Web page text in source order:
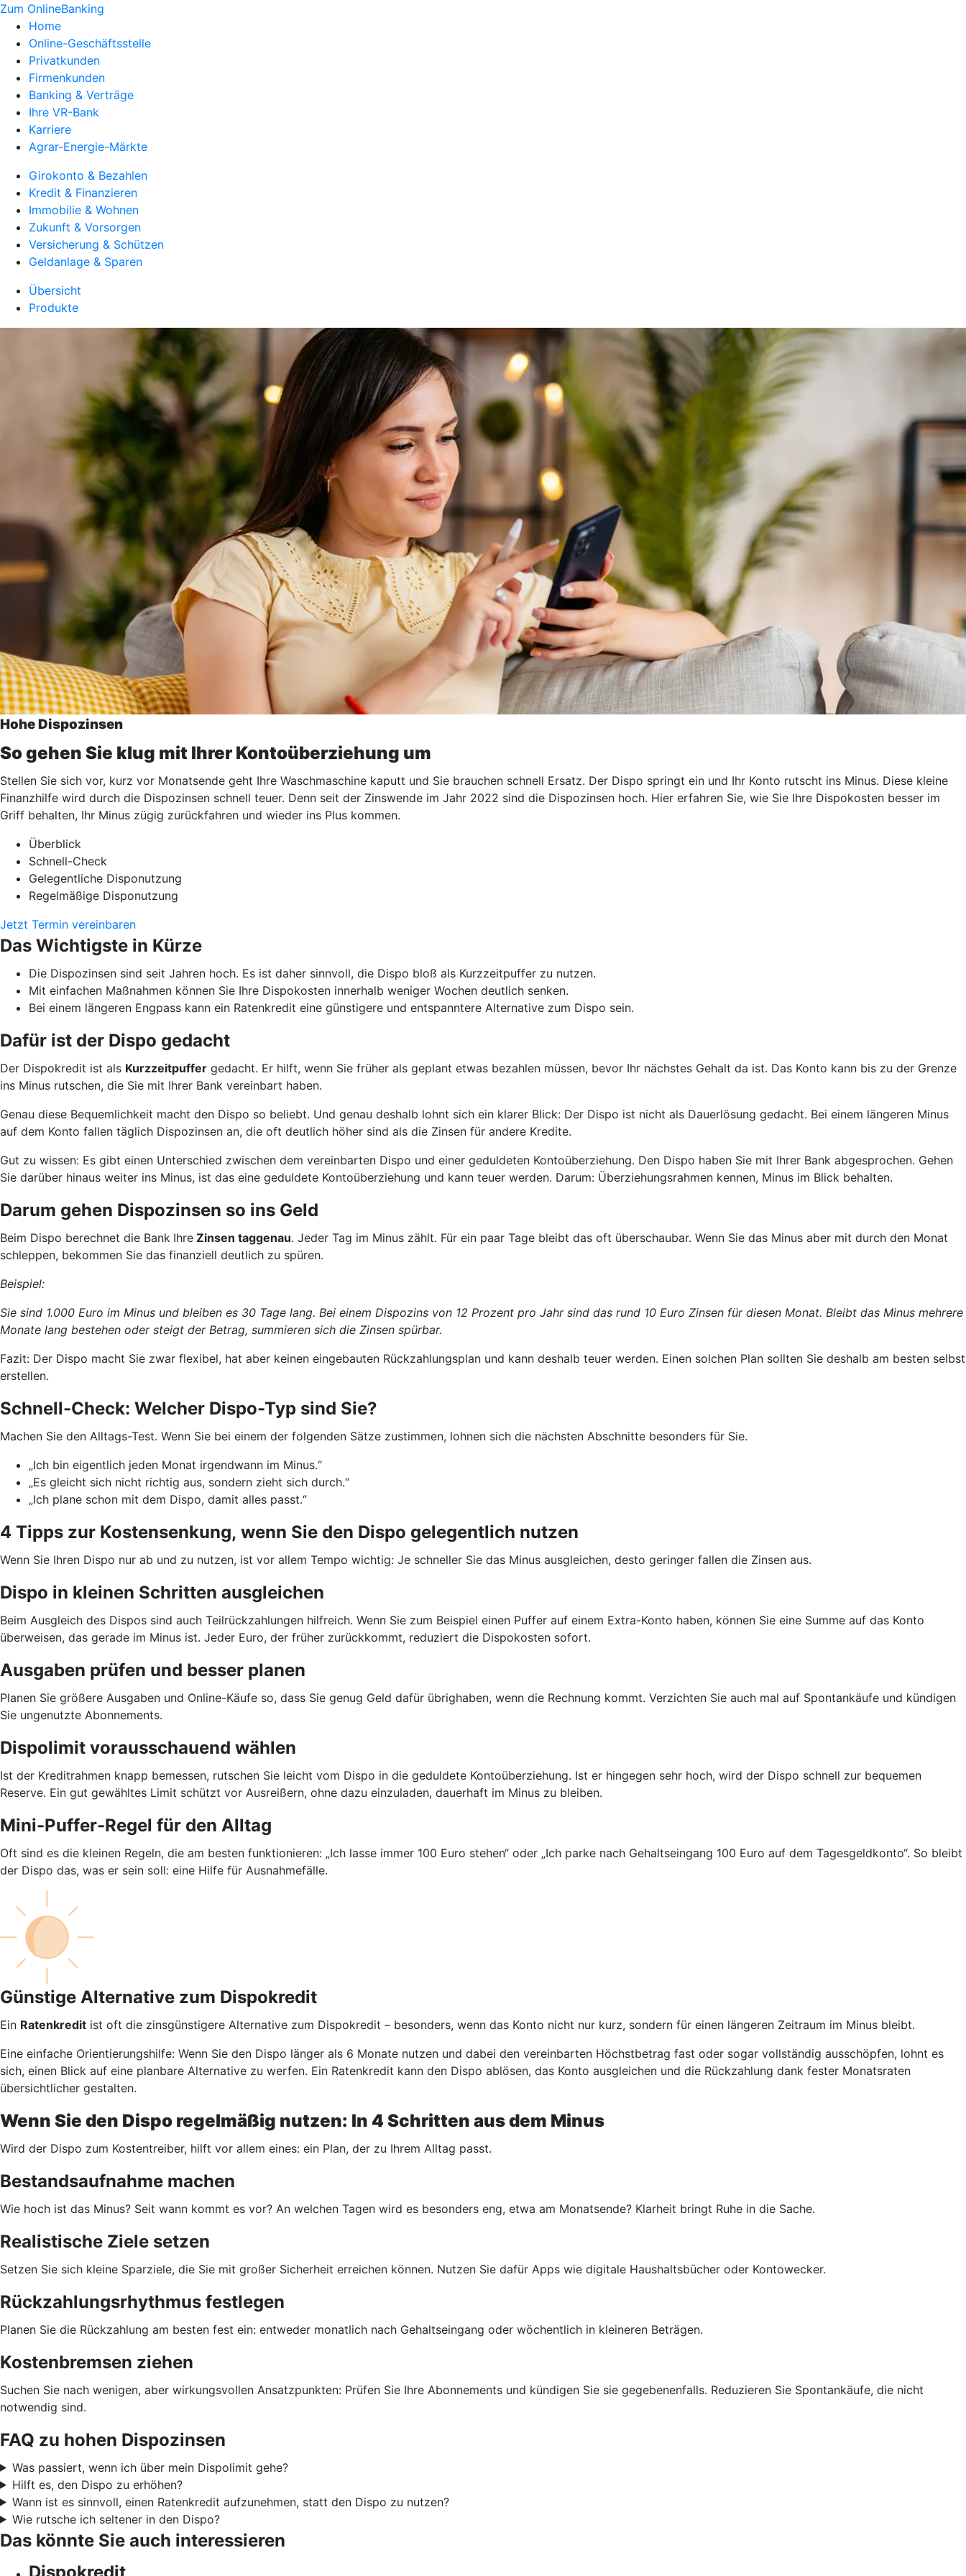
Zum OnlineBanking
Home
Online-Geschäftsstelle
Privatkunden
Firmenkunden
Banking & Verträge
Ihre VR-Bank
Karriere
Agrar-Energie-Märkte
Girokonto & Bezahlen
Kredit & Finanzieren
Immobilie & Wohnen
Zukunft & Vorsorgen
Versicherung & Schützen
Geldanlage & Sparen
Übersicht
Produkte
Hohe Dispozinsen
So gehen Sie klug mit Ihrer Kontoüberziehung um
Stellen Sie sich vor, kurz vor Monatsende geht Ihre Waschmaschine kaputt und Sie brauchen schnell Ersatz. Der Dispo springt ein und Ihr Konto rutscht ins Minus. Diese kleine
Finanzhilfe wird durch die Dispozinsen schnell teuer. Denn seit der Zinswende im Jahr 2022 sind die Dispozinsen hoch. Hier erfahren Sie, wie Sie Ihre Dispokosten besser im
Griff behalten, Ihr Minus zügig zurückfahren und wieder ins Plus kommen.
Überblick
Schnell-Check
Gelegentliche Disponutzung
Regelmäßige Disponutzung
Jetzt Termin vereinbaren
Das Wichtigste in Kürze
Die Dispozinsen sind seit Jahren hoch. Es ist daher sinnvoll, die Dispo bloß als Kurzzeitpuffer zu nutzen.
Mit einfachen Maßnahmen können Sie Ihre Dispokosten innerhalb weniger Wochen deutlich senken.
Bei einem längeren Engpass kann ein Ratenkredit eine günstigere und entspanntere Alternative zum Dispo sein.
Dafür ist der Dispo gedacht
Der Dispokredit ist als Kurzzeitpuffer gedacht. Er hilft, wenn Sie früher als geplant etwas bezahlen müssen, bevor Ihr nächstes Gehalt da ist. Das Konto kann bis zu der Grenze
ins Minus rutschen, die Sie mit Ihrer Bank vereinbart haben.
Genau diese Bequemlichkeit macht den Dispo so beliebt. Und genau deshalb lohnt sich ein klarer Blick: Der Dispo ist nicht als Dauerlösung gedacht. Bei einem längeren Minus
auf dem Konto fallen täglich Dispozinsen an, die oft deutlich höher sind als die Zinsen für andere Kredite.
Gut zu wissen: Es gibt einen Unterschied zwischen dem vereinbarten Dispo und einer geduldeten Kontoüberziehung. Den Dispo haben Sie mit Ihrer Bank abgesprochen. Gehen
Sie darüber hinaus weiter ins Minus, ist das eine geduldete Kontoüberziehung und kann teuer werden. Darum: Überziehungsrahmen kennen, Minus im Blick behalten.
Darum gehen Dispozinsen so ins Geld
Beim Dispo berechnet die Bank Ihre Zinsen taggenau. Jeder Tag im Minus zählt. Für ein paar Tage bleibt das oft überschaubar. Wenn Sie das Minus aber mit durch den Monat
schleppen, bekommen Sie das finanziell deutlich zu spüren.
Beispiel:
Sie sind 1.000 Euro im Minus und bleiben es 30 Tage lang. Bei einem Dispozins von 12 Prozent pro Jahr sind das rund 10 Euro Zinsen für diesen Monat. Bleibt das Minus mehrere
Monate lang bestehen oder steigt der Betrag, summieren sich die Zinsen spürbar.
Fazit: Der Dispo macht Sie zwar flexibel, hat aber keinen eingebauten Rückzahlungsplan und kann deshalb teuer werden. Einen solchen Plan sollten Sie deshalb am besten selbst
erstellen.
Schnell-Check: Welcher Dispo-Typ sind Sie?
Machen Sie den Alltags-Test. Wenn Sie bei einem der folgenden Sätze zustimmen, lohnen sich die nächsten Abschnitte besonders für Sie.
„Ich bin eigentlich jeden Monat irgendwann im Minus.“
„Es gleicht sich nicht richtig aus, sondern zieht sich durch.“
„Ich plane schon mit dem Dispo, damit alles passt.“
4 Tipps zur Kostensenkung, wenn Sie den Dispo gelegentlich nutzen
Wenn Sie Ihren Dispo nur ab und zu nutzen, ist vor allem Tempo wichtig: Je schneller Sie das Minus ausgleichen, desto geringer fallen die Zinsen aus.
Dispo in kleinen Schritten ausgleichen
Beim Ausgleich des Dispos sind auch Teilrückzahlungen hilfreich. Wenn Sie zum Beispiel einen Puffer auf einem Extra-Konto haben, können Sie eine Summe auf das Konto
überweisen, das gerade im Minus ist. Jeder Euro, der früher zurückkommt, reduziert die Dispokosten sofort.
Ausgaben prüfen und besser planen
Planen Sie größere Ausgaben und Online-Käufe so, dass Sie genug Geld dafür übrighaben, wenn die Rechnung kommt. Verzichten Sie auch mal auf Spontankäufe und kündigen
Sie ungenutzte Abonnements.
Dispolimit vorausschauend wählen
Ist der Kreditrahmen knapp bemessen, rutschen Sie leicht vom Dispo in die geduldete Kontoüberziehung. Ist er hingegen sehr hoch, wird der Dispo schnell zur bequemen
Reserve. Ein gut gewähltes Limit schützt vor Ausreißern, ohne dazu einzuladen, dauerhaft im Minus zu bleiben.
Mini-Puffer-Regel für den Alltag
Oft sind es die kleinen Regeln, die am besten funktionieren: „Ich lasse immer 100 Euro stehen“ oder „Ich parke nach Gehaltseingang 100 Euro auf dem Tagesgeldkonto“. So bleibt
der Dispo das, was er sein soll: eine Hilfe für Ausnahmefälle.
Günstige Alternative zum Dispokredit
Ein Ratenkredit ist oft die zinsgünstigere Alternative zum Dispokredit – besonders, wenn das Konto nicht nur kurz, sondern für einen längeren Zeitraum im Minus bleibt.
Eine einfache Orientierungshilfe: Wenn Sie den Dispo länger als 6 Monate nutzen und dabei den vereinbarten Höchstbetrag fast oder sogar vollständig ausschöpfen, lohnt es
sich, einen Blick auf eine planbare Alternative zu werfen. Ein Ratenkredit kann den Dispo ablösen, das Konto ausgleichen und die Rückzahlung dank fester Monatsraten
übersichtlicher gestalten.
Wenn Sie den Dispo regelmäßig nutzen: In 4 Schritten aus dem Minus
Wird der Dispo zum Kostentreiber, hilft vor allem eines: ein Plan, der zu Ihrem Alltag passt.
Bestandsaufnahme machen
Wie hoch ist das Minus? Seit wann kommt es vor? An welchen Tagen wird es besonders eng, etwa am Monatsende? Klarheit bringt Ruhe in die Sache.
Realistische Ziele setzen
Setzen Sie sich kleine Sparziele, die Sie mit großer Sicherheit erreichen können. Nutzen Sie dafür Apps wie digitale Haushaltsbücher oder Kontowecker.
Rückzahlungsrhythmus festlegen
Planen Sie die Rückzahlung am besten fest ein: entweder monatlich nach Gehaltseingang oder wöchentlich in kleineren Beträgen.
Kostenbremsen ziehen
Suchen Sie nach wenigen, aber wirkungsvollen Ansatzpunkten: Prüfen Sie Ihre Abonnements und kündigen Sie sie gegebenenfalls. Reduzieren Sie Spontankäufe, die nicht
notwendig sind.
FAQ zu hohen Dispozinsen
Was passiert, wenn ich über mein Dispolimit gehe?
Hilft es, den Dispo zu erhöhen?
Wann ist es sinnvoll, einen Ratenkredit aufzunehmen, statt den Dispo zu nutzen?
Wie rutsche ich seltener in den Dispo?
Das könnte Sie auch interessieren